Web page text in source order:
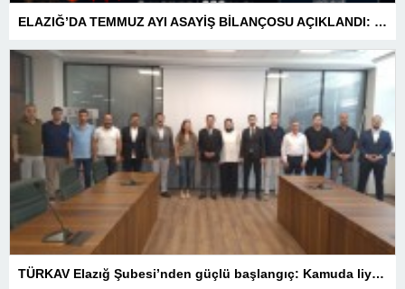
ELAZIĞ’DA TEMMUZ AYI ASAYİŞ BİLANÇOSU AÇIKLANDI: 1 AYDA 1.032 ŞAHIS YAKALANDI, 207 TUTUKLAMA
TÜRKAV Elazığ Şubesi’nden güçlü başlangıç: Kamuda liyakatin en gür sesi olacağız